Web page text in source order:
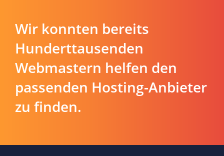
Wir konnten bereits
Hunderttausenden
Webmastern helfen den
passenden Hosting-Anbieter
zu finden.